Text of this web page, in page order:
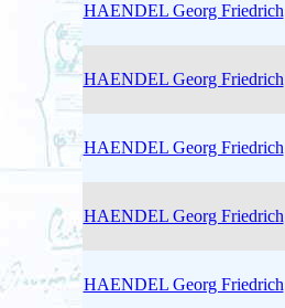
HAENDEL Georg Friedrich
HAENDEL Georg Friedrich
HAENDEL Georg Friedrich
HAENDEL Georg Friedrich
HAENDEL Georg Friedrich